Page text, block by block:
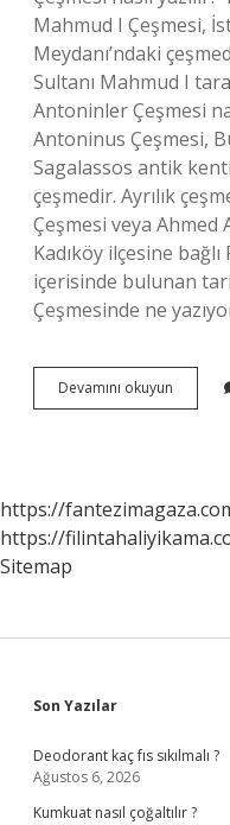
Mahmud I Çeşmesi,
Meydanı’ndaki
Sultanı Mahmud I
Antoninler Çeşmesi
Antoninus Çeşmesi,
Sagalassos antik
çeşmedir. Ayrılık
Çeşmesi veya Ahmed
Kadıköy ilçesine bağlı
içerisinde bulunan
Çeşmesinde ne
Devamını okuyun
Çeşmesi
https://
https://
Sitemap
Sidebar
Son Yazılar
Deodorant kaç fıs sıkılmalı ?
Ağustos 6, 2026
Kumkuat nasıl çoğaltılır ?